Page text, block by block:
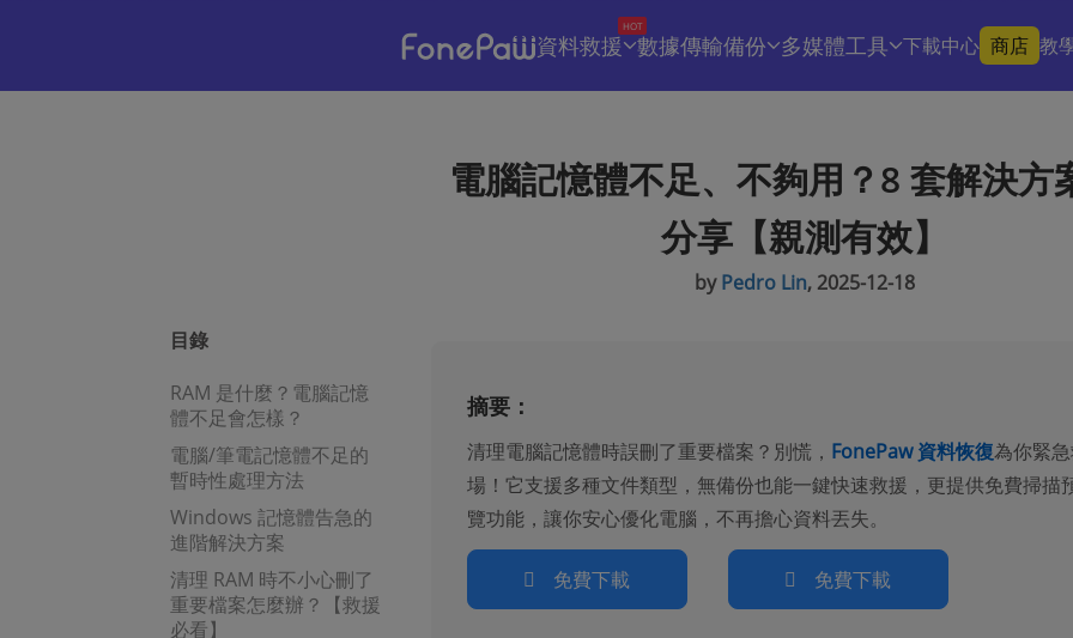
資料救援
HOT
數據傳輸備份 多媒體工具 下載中心 商店 教
電腦記憶體不足、不夠用？8 套解決方
分享【親測有效】
byPedro Lin, 2025-12-18
目錄
RAM 是什麼？電腦記憶
體不足會怎樣？
電腦/筆電記憶體不足的
暫時性處理方法
Windows 記憶體告急的
進階解決方案
清理 RAM 時不小心刪了
重要檔案怎麼辦？【救援
必看】
摘要：
清理電腦記憶體時誤刪了重要檔案？別慌， FonePaw 資料恢復為你緊
場！它支援多種文件類型，無備份也能一鍵快速救援，更提供免費掃描
覽功能，讓你安心優化電腦，不再擔心資料丟失。
免費下載 免費下載